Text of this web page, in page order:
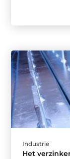
Industrie
Het